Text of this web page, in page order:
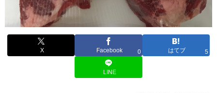
X Facebook 0 はてブ 5
LINE